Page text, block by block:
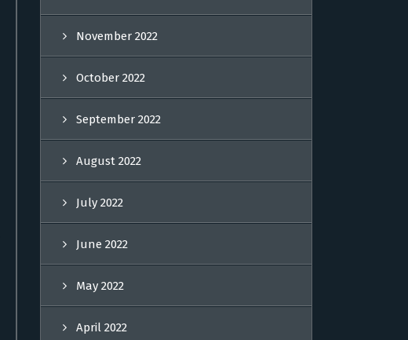
November 2022
October 2022
September 2022
August 2022
July 2022
June 2022
May 2022
April 2022